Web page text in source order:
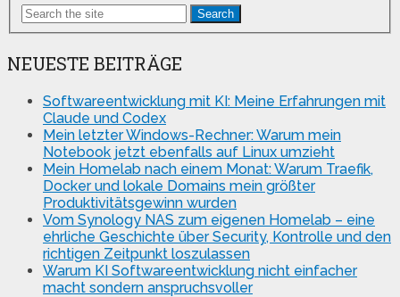
Search
NEUESTE BEITRÄGE
Softwareentwicklung mit KI: Meine Erfahrungen mit
Claude und Codex
Mein letzter Windows-Rechner: Warum mein
Notebook jetzt ebenfalls auf Linux umzieht
Mein Homelab nach einem Monat: Warum Traefik,
Docker und lokale Domains mein größter
Produktivitätsgewinn wurden
Vom Synology NAS zum eigenen Homelab – eine
ehrliche Geschichte über Security, Kontrolle und den
richtigen Zeitpunkt loszulassen
Warum KI Softwareentwicklung nicht einfacher
macht sondern anspruchsvoller